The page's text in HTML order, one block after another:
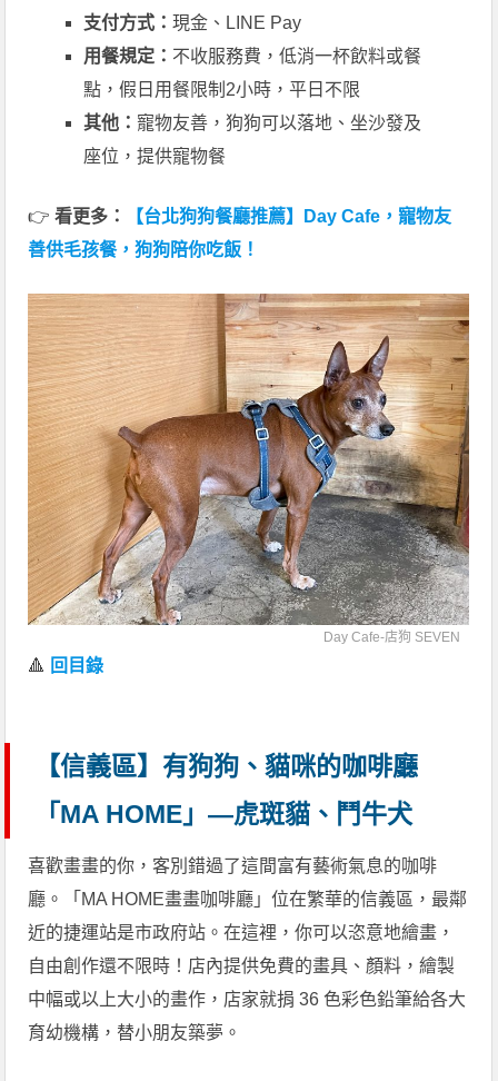
支付方式：現金、LINE Pay
用餐規定： 不收服務費，低消一杯飲料或餐
點，假日用餐限制2小時，平日不限
其他：寵物友善，狗狗可以落地、坐沙發及
座位，提供寵物餐
👉看更多：
【台北狗狗餐廳推薦】Day Cafe，寵物友
善供毛孩餐，狗狗陪你吃飯！
Day Cafe-店狗 SEVEN
🔺 回目錄
【信義區】有狗狗、貓咪的咖啡廳
「MA HOME」—虎斑貓、鬥牛犬
喜歡畫畫的你，客別錯過了這間富有藝術氣息的咖啡
廳。「MA HOME畫畫咖啡廳」位在繁華的信義區，最鄰
近的捷運站是市政府站。在這裡，你可以恣意地繪畫，
自由創作還不限時！店內提供免費的畫具、顏料，繪製
中幅或以上大小的畫作，店家就捐 36 色彩色鉛筆給各大
育幼機構，替小朋友築夢。